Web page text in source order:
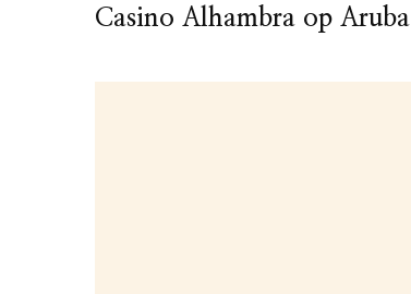
Casino Alhambra op Aruba